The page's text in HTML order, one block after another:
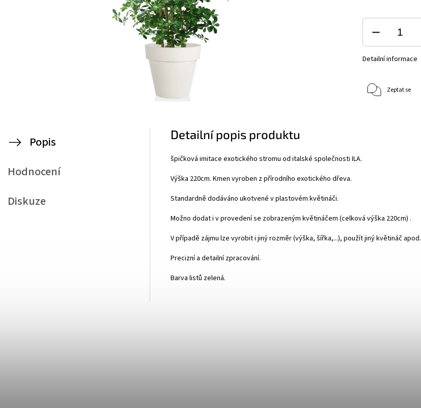
Detailní informace
Zeptat se
Popis
Hodnocení
Diskuze
Detailní popis produktu
špičková imitace exotického stromu od italské společnosti ILA.
Výška 220cm. Kmen vyroben z přírodního exotického dřeva.
Standardně dodáváno ukotvené v plastovém květináči.
Možno dodat i v provedení se zobrazeným květináčem (celková výška 220cm) .
V případě zájmu lze vyrobit i jiný rozměr (výška, šířka,...), použít jiný květináč apod.
Precizní a detailní zpracování.
Barva listů zelená.